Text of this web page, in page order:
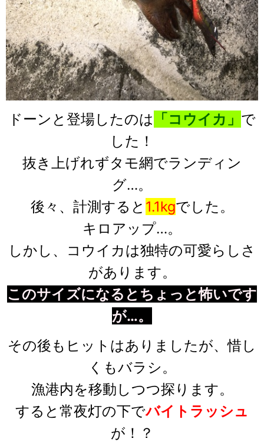
ドーンと登場したのは 「コウイカ」 で
した！
抜き上げれずタモ網でランディン
グ…。
後々、計測すると 1.1kgでした。
キロアップ…。
しかし、コウイカは独特の可愛らしさ
があります。
このサイズになるとちょっと怖いです
が…。
その後もヒットはありましたが、惜し
くもバラシ。
漁港内を移動しつつ探ります。
すると常夜灯の下でバイトラッシュ
が！？